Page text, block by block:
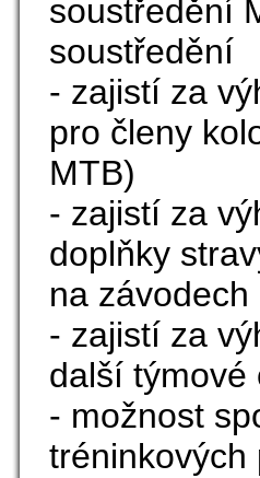
soustředění
soustředění
- zajistí za
pro členy
MTB)
- zajistí za
doplňky
na závodech
- zajistí za
další týmové
- možnost
tréninkových